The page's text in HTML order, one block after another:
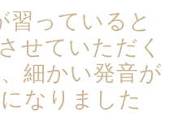
習っていると
せていただく
細かい発音が
なりました